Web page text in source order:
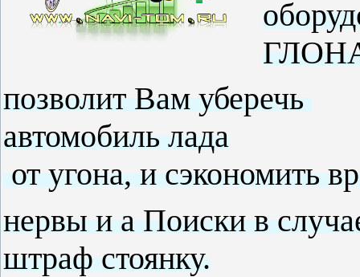
позволит Вам уберечь
автомобиль лада
от угона, и сэкономить
нервы и а Поиски в
штраф стоянку.